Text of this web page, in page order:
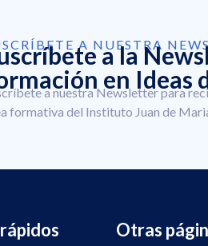
A NUESTRA
a la
en Ideas
a nuestra Newsletter para
formativa del Instituto Juan de
Otras